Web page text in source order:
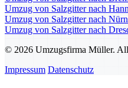
Umzug von Salzgitter nach
Umzug von Salzgitter nach
Umzug von Salzgitter nach
© 2026 Umzugsfirma Müller.
Impressum Datenschutz